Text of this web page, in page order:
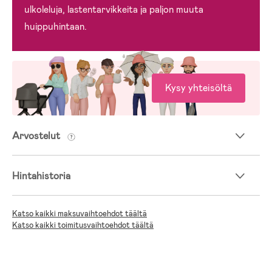
ulkoleluja, lastentarvikkeita ja paljon muuta
huippuhintaan.
Kysy yhteisöltä
Arvostelut
Hintahistoria
Katso kaikki maksuvaihtoehdot täältä
Katso kaikki toimitusvaihtoehdot täältä